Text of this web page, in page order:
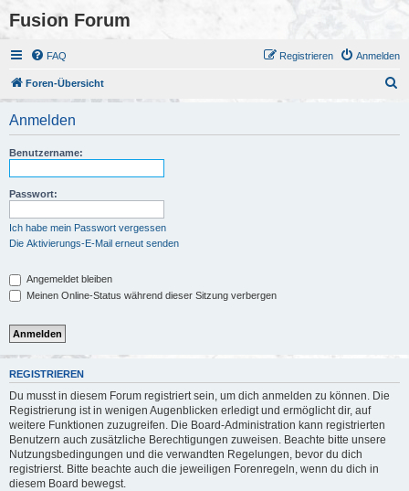
Fusion Forum
FAQ Anmelden
Registrieren
Foren-Übersicht
Anmelden
Benutzername:
Passwort:
Ich habe mein Passwort vergessen
Die Aktivierungs-E-Mail erneut senden
Angemeldet bleiben
Meinen Online-Status während dieser Sitzung verbergen
REGISTRIEREN
Du musst in diesem Forum registriert sein, um dich anmelden zu können. Die
Registrierung ist in wenigen Augenblicken erledigt und ermöglicht dir, auf
weitere Funktionen zuzugreifen. Die Board-Administration kann registrierten
Benutzern auch zusätzliche Berechtigungen zuweisen. Beachte bitte unsere
Nutzungsbedingungen und die verwandten Regelungen, bevor du dich
registrierst. Bitte beachte auch die jeweiligen Forenregeln, wenn du dich in
diesem Board bewegst.